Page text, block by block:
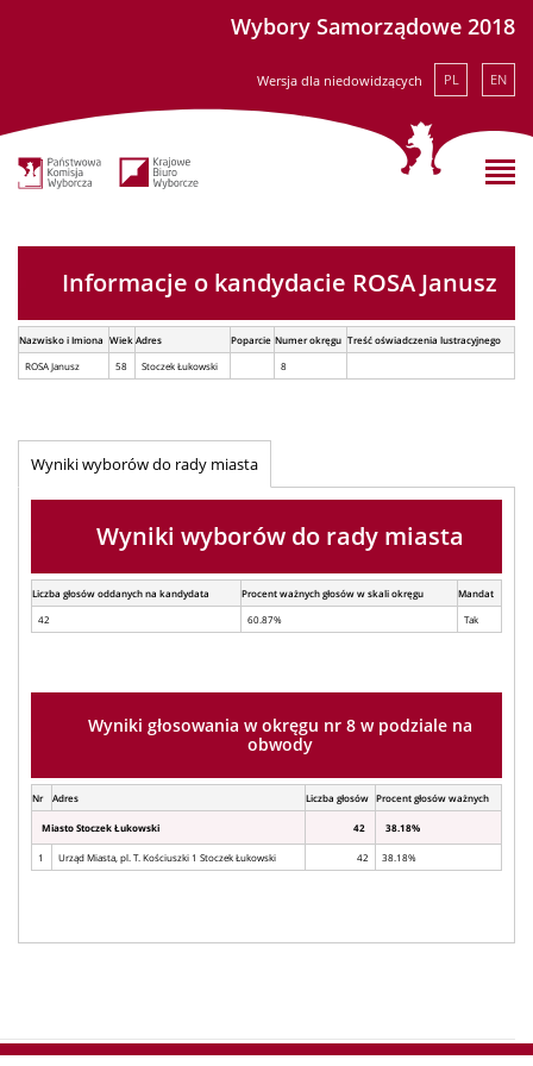
Wybory Samorządowe 2018
Wersja dla niedowidzących PL EN
Informacje o kandydacie ROSA Janusz
Nazwisko i Imiona Wiek Adres Poparcie Numer okręgu Treść oświadczenia lustracyjnego
ROSA Janusz
58 Stoczek Łukowski 8
Wyniki wyborów do rady miasta
Wyniki wyborów do rady miasta
Liczba głosów oddanych na kandydata Procent ważnych głosów w skali okręgu
Mandat
42
60.87% Tak
Wyniki głosowania w okręgu nr 8 w podziale na
obwody
Nr Adres Liczba głosów Procent głosów ważnych
Miasto Stoczek Łukowski 42 38.18%
1 Urząd Miasta, pl. T. Kościuszki 1 Stoczek Łukowski 42 38.18%